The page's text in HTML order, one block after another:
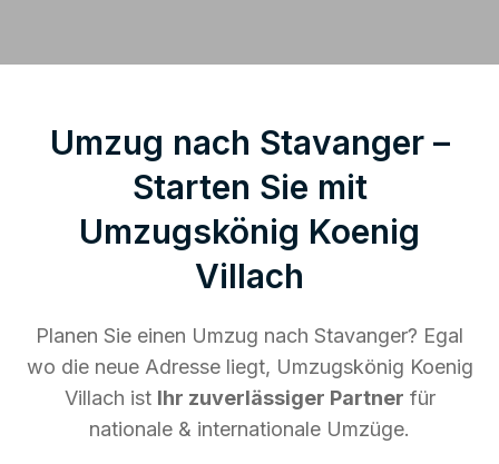
Umzug nach Stavanger –
Starten Sie mit
Umzugskönig Koenig
Villach
Planen Sie einen Umzug nach Stavanger? Egal
wo die neue Adresse liegt, Umzugskönig Koenig
Villach ist Ihr zuverlässiger Partner für
nationale & internationale Umzüge.